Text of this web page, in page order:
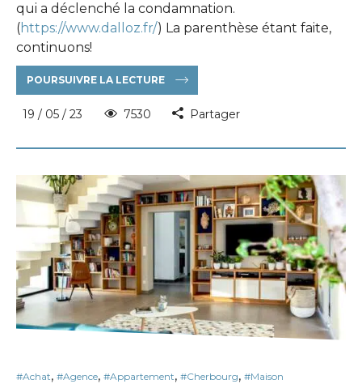
qui a déclenché la condamnation.
(https://www.dalloz.fr/) La parenthèse étant faite,
continuons!
POURSUIVRE LA LECTURE
19 / 05 / 23 7530 Partager
#Achat, #Agence, #Appartement, #Cherbourg, #Maison